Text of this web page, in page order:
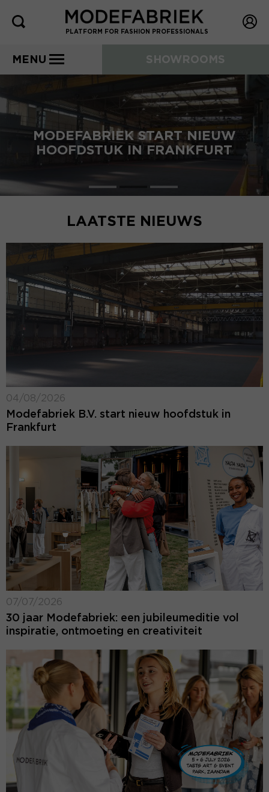
PLATFORM FOR FASHION PROFESSIONALS
MENU SHOWROOMS
MODEFABRIEK START NIEUW
HOOFDSTUK IN FRANKFURT
LAATSTE NIEUWS
04/08/2026
Modefabriek B.V. start nieuw hoofdstuk in
Frankfurt
07/07/2026
30 jaar Modefabriek: een jubileumeditie vol
inspiratie, ontmoeting en creativiteit